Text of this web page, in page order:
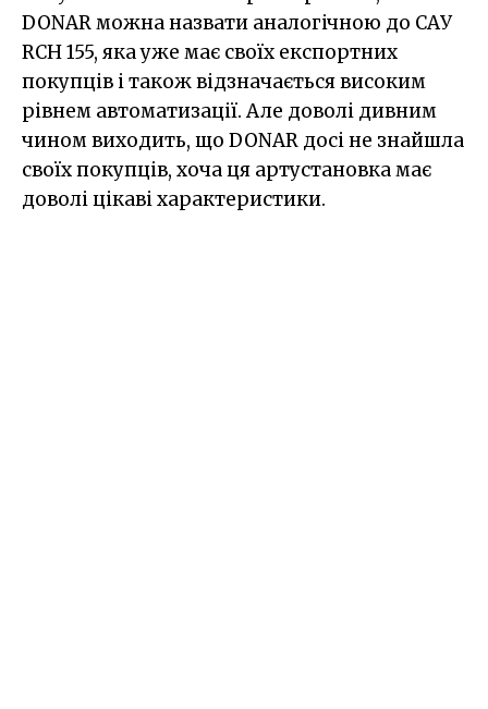
DONAR можна назвати аналогічною до САУ
RCH 155, яка уже має своїх експортних
покупців і також відзначається високим
рівнем автоматизації. Але доволі дивним
чином виходить, що DONAR досі не знайшла
своїх покупців, хоча ця артустановка має
доволі цікаві характеристики.